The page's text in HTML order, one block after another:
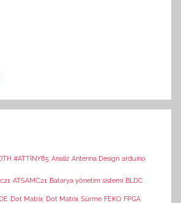
#ATTİNY85 Analiz Antenna Design arduino
ATSAMC21 Batarya yönetim sistemi BLDC
Dot Matrix Dot Matrix Sürme FEKO FPGA